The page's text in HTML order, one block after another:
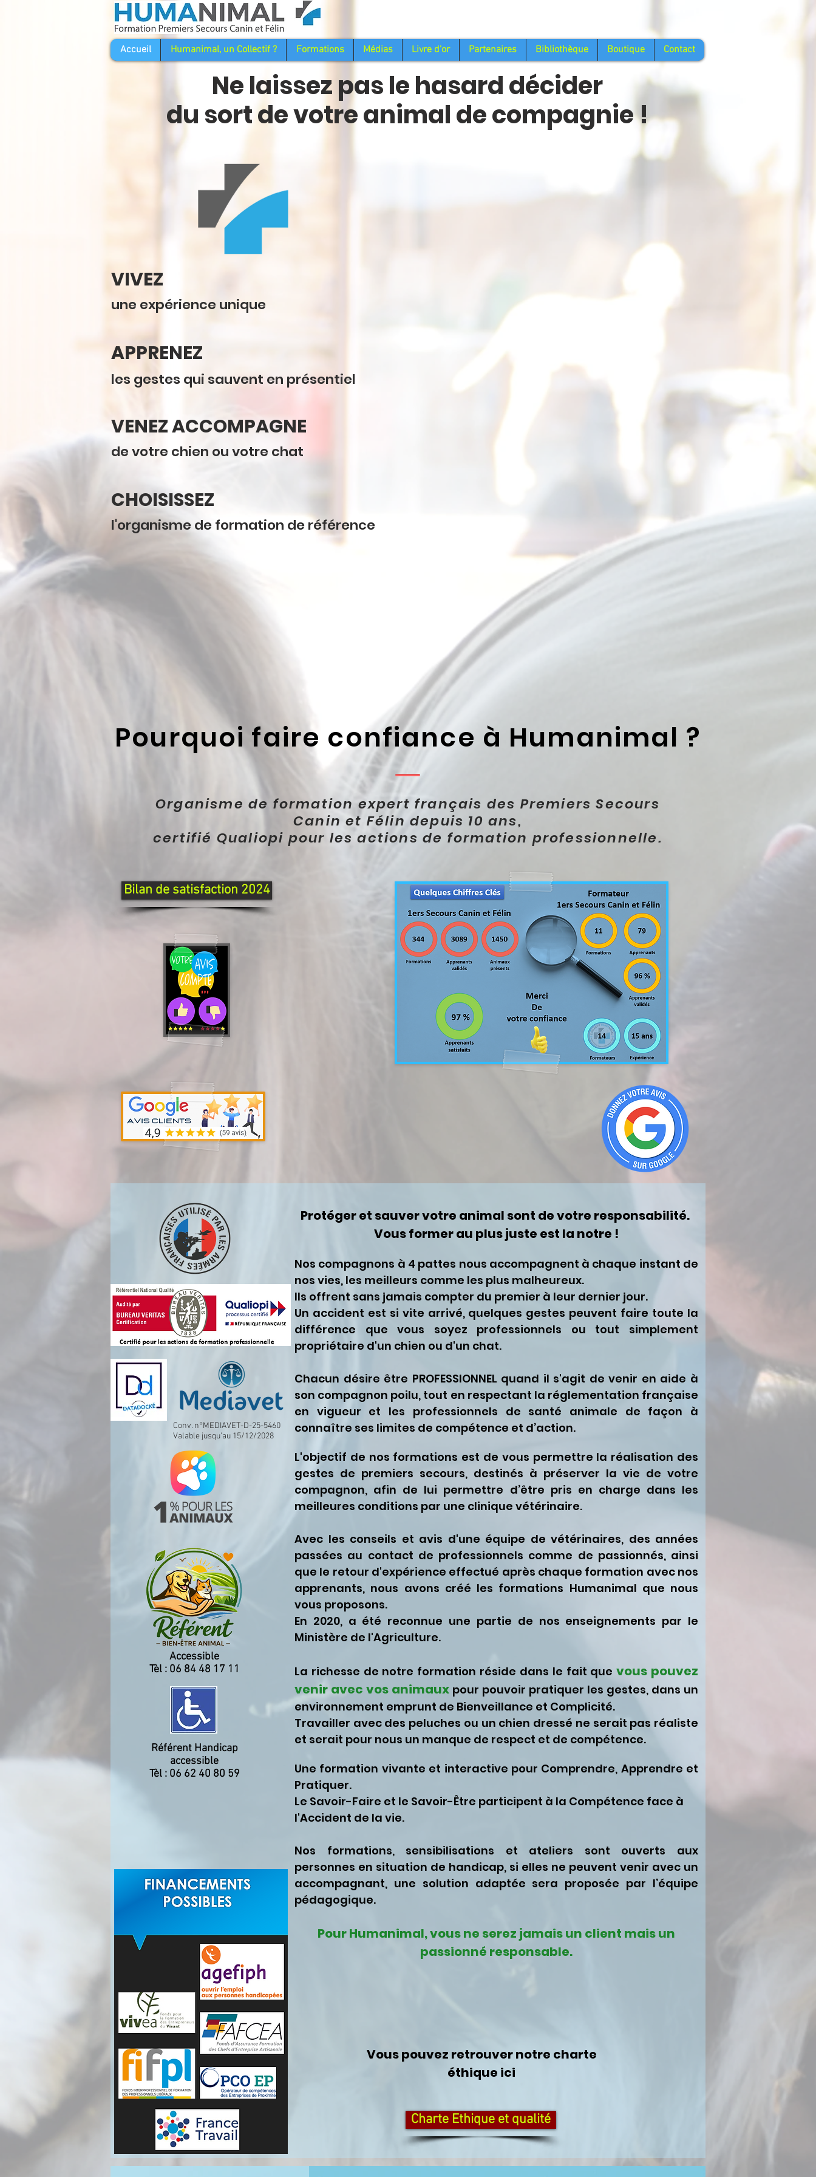
Accueil Humanimal, un Collectif ? Formations Médias Livre d'or Partenaires Bibliothèque Boutique Contact
Ne laissez pas le hasard décider
du sort de votre animal de compagnie !
VIVEZ
une expérience unique
APPRENEZ
les gestes qui sauvent en présentiel
VENEZ ACCOMPAGNE
de votre chien ou votre chat
CHOISISSEZ
l'organisme de formation de référence
Pourquoi faire confiance à Humanimal ?
Organisme de formation expert français des Premiers Secours
Canin et Félin depuis 10 ans,
certifié Qualiopi pour les actions de formation professionnelle.
Bilan de satisfaction 2024
Conv. n°MEDIAVET-D-25-5460
Valable jusqu’au 15/12/2028
Accessible
Tèl : 06 84 48 17 11
Référent Handicap
accessible
Tèl : 06 62 40 80 59
Protéger et sauver votre animal sont de votre responsabilité.
Vous former au plus juste est la notre !
Nos compagnons à 4 pattes nous accompagnent à chaque instant de
nos vies, les meilleurs comme les plus malheureux.
Ils offrent sans jamais compter du premier à leur dernier jour.
Un accident est si vite arrivé, quelques gestes peuvent faire toute la
différence que vous soyez professionnels ou tout simplement
propriétaire d'un chien ou d'un chat.
Chacun désire être PROFESSIONNEL quand il s'agit de venir en aide à
son compagnon poilu, tout en respectant la réglementation française
en vigueur et les professionnels de santé animale de façon à
connaître ses limites de compétence et d’action.
L'objectif de nos formations est de vous permettre la réalisation des
gestes de premiers secours, destinés à préserver la vie de votre
compagnon, afin de lui permettre d’être pris en charge dans les
meilleures conditions par une clinique vétérinaire.
Avec les conseils et avis d'une équipe de vétérinaires, des années
passées au contact de professionnels comme de passionnés, ainsi
que le retour d'expérience effectué après chaque formation avec nos
apprenants, nous avons créé les formations Humanimal que nous
vous proposons.
En 2020, a été reconnue une partie de nos enseignements par le
Ministère de l'Agriculture.
La richesse de notre formation réside dans le fait quevous pouvez
venir avec vos animaux pour pouvoir pratiquer les gestes, dans un
environnement emprunt de Bienveillance et Complicité.
Travailler avec des peluches ou un chien dressé ne serait pas réaliste
et serait pour nous un manque de respect et de compétence.
Une formation vivante et interactive pour Comprendre, Apprendre et
Pratiquer.
Le Savoir-Faire et le Savoir-Être participent à la Compétence face à
l'Accident de la vie.
Nos formations, sensibilisations et ateliers sont ouverts aux
personnes en situation de handicap, si elles ne peuvent venir avec un
accompagnant, une solution adaptée sera proposée par l’équipe
pédagogique.
Pour Humanimal, vous ne serez jamais un client mais un
passionné responsable.
Vous pouvez retrouver notre charte
éthique ici
Charte Ethique et qualité